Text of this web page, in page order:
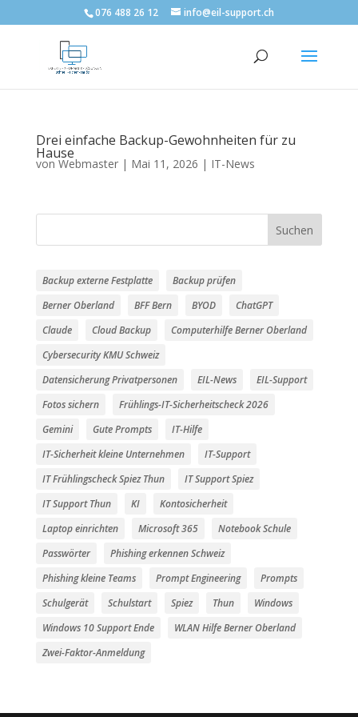
076 488 26 12 info@eil-support.ch
Drei einfache Backup-Gewohnheiten für zu
Hause
von Webmaster| Mai 11, 2026 | IT-News
Suchen
Backup externe Festplatte
Backup prüfen
Berner Oberland
BFF Bern BYOD
ChatGPT
Claude
Cloud Backup
Computerhilfe Berner Oberland
Cybersecurity KMU Schweiz
Datensicherung Privatpersonen
EIL-News
EIL-Support
Fotos sichern
Frühlings-IT-Sicherheitscheck 2026
Gemini
Gute Prompts
IT-Hilfe
IT-Sicherheit kleine Unternehmen
IT-Support
IT Frühlingscheck Spiez Thun
IT Support Spiez
IT Support Thun
KI
Kontosicherheit
Laptop einrichten
Microsoft 365
Notebook Schule
Passwörter
Phishing erkennen Schweiz
Phishing kleine Teams
Prompt Engineering
Prompts
Schulgerät
Schulstart Spiez Thun
Windows
Windows 10 Support Ende
WLAN Hilfe Berner Oberland
Zwei-Faktor-Anmeldung